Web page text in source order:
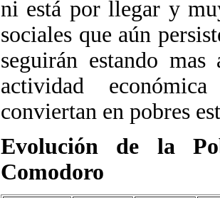
ni está por llegar y
sociales que aún
seguirán estando
actividad
conviertan en pobres
Evolución de la
Comodoro